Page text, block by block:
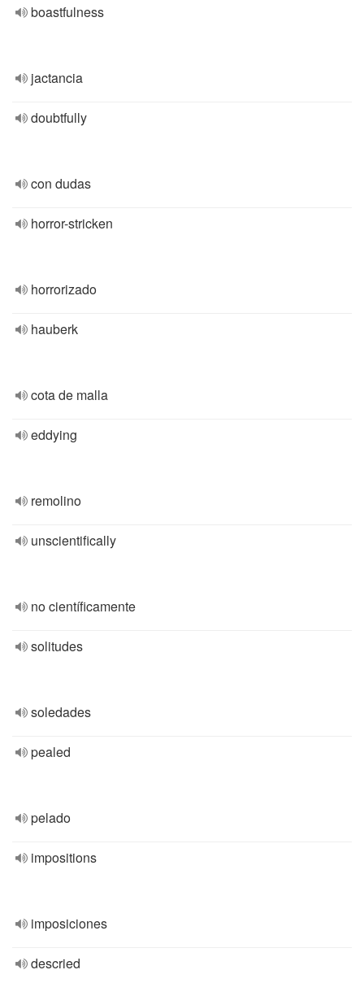
boastfulness
jactancia
doubtfully
con dudas
horror-stricken
horrorizado
hauberk
cota de malla
eddying
remolino
unscientifically
no científicamente
solitudes
soledades
pealed
pelado
impositions
imposiciones
descried